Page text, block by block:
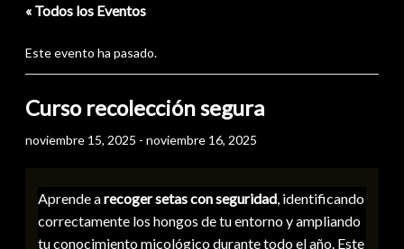
« Todos los Eventos
Este evento ha pasado.
Curso recolección segura
noviembre 15, 2025 - noviembre 16, 2025
Aprende arecoger setas con seguridad, identificando
correctamente los hongos de tu entorno y ampliando
tu conocimiento micológico durante todo el año. Este